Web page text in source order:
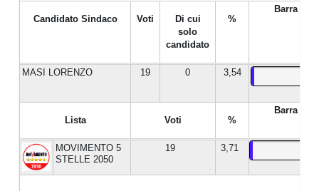
Candidato Sindaco Voti
Di cui
solo
candidato
%
Barra %
MASI LORENZO 19 0 3,54
Lista Voti %
Barra %
MOVIMENTO 5
STELLE 2050
19 3,71